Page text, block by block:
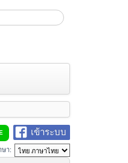
เข้าระบบ
ษา: